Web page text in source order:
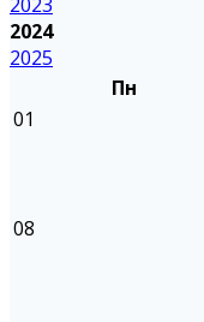
2023
2024
2025
Пн
01
08